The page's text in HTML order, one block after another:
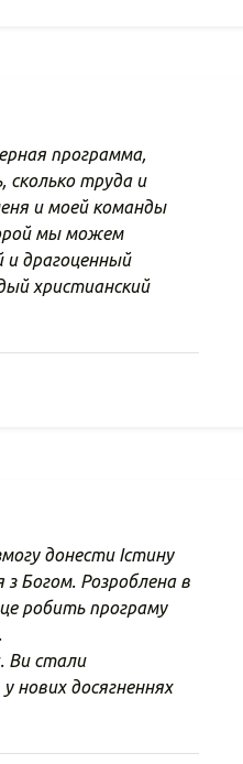
программа,
сколько труда и
и моей команды
мы можем
и драгоценный
христианский
донести Істину
Богом. Розроблена в
робить програму
Ви стали
нових досягненнях